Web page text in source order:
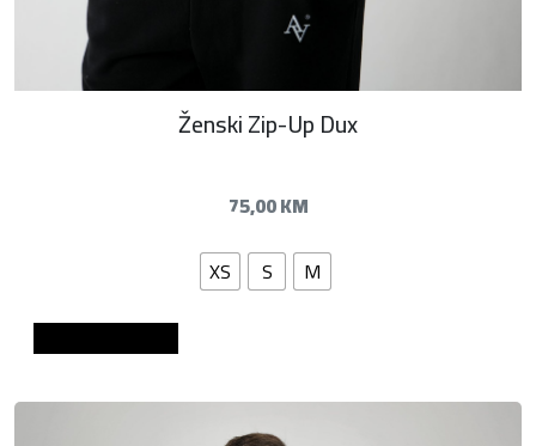
Ženski Zip-Up Dux
75,00KM
XS
S
M